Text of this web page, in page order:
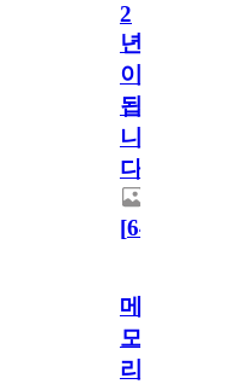
2
년
이
됩
니
다.
[64
메
모
리